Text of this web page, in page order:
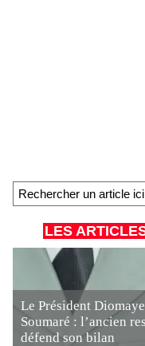
LES
Le Président
Soumaré : l’ancien
défend son bilan